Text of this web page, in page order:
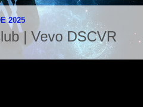
2025
| Vevo DSCVR